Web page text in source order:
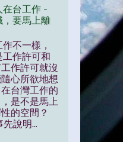
在台工作 -
，要馬上離
不一樣，
工作許可和
作許可就沒
心所欲地想
台灣工作的
是不是馬上
的空間？
說明...